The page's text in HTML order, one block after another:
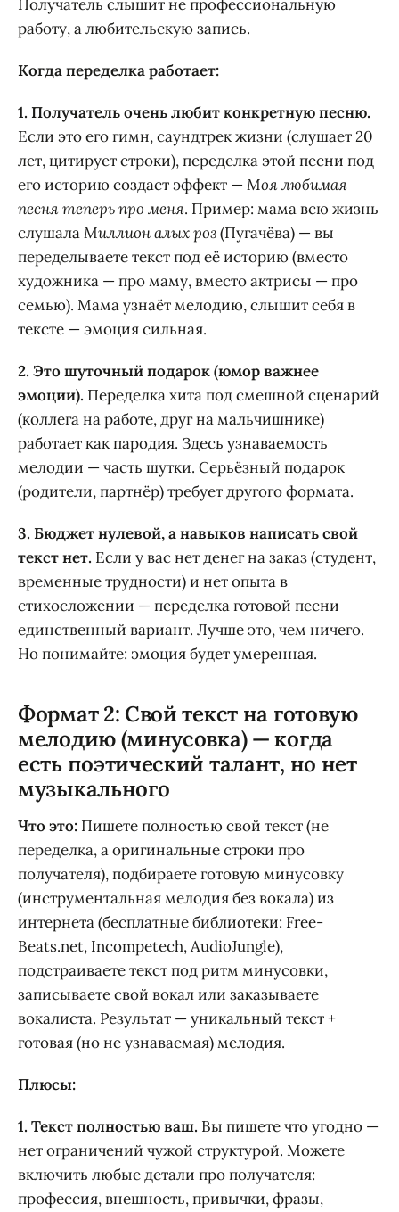
Получатель слышит не профессиональную
работу, а любительскую запись.
Когда переделка работает:
1. Получатель очень любит конкретную песню.
Если это его гимн, саундтрек жизни (слушает 20
лет, цитирует строки), переделка этой песни под
его историю создаст эффект —Моя любимая
песня теперь про меня. Пример: мама всю жизнь
слушалаМиллион алых роз(Пугачёва) — вы
переделываете текст под её историю (вместо
художника — про маму, вместо актрисы — про
семью). Мама узнаёт мелодию, слышит себя в
тексте — эмоция сильная.
2. Это шуточный подарок (юмор важнее
эмоции). Переделка хита под смешной сценарий
(коллега на работе, друг на мальчишнике)
работает как пародия. Здесь узнаваемость
мелодии — часть шутки. Серьёзный подарок
(родители, партнёр) требует другого формата.
3. Бюджет нулевой, а навыков написать свой
текст нет. Если у вас нет денег на заказ (студент,
временные трудности) и нет опыта в
стихосложении — переделка готовой песни
единственный вариант. Лучше это, чем ничего.
Но понимайте: эмоция будет умеренная.
Формат 2: Свой текст на готовую
мелодию (минусовка) — когда
есть поэтический талант, но нет
музыкального
Что это: Пишете полностью свой текст (не
переделка, а оригинальные строки про
получателя), подбираете готовую минусовку
(инструментальная мелодия без вокала) из
интернета (бесплатные библиотеки: Free-
Beats.net, Incompetech, AudioJungle),
подстраиваете текст под ритм минусовки,
записываете свой вокал или заказываете
вокалиста. Результат — уникальный текст +
готовая (но не узнаваемая) мелодия.
Плюсы:
1. Текст полностью ваш. Вы пишете что угодно —
нет ограничений чужой структурой. Можете
включить любые детали про получателя:
профессия, внешность, привычки, фразы,